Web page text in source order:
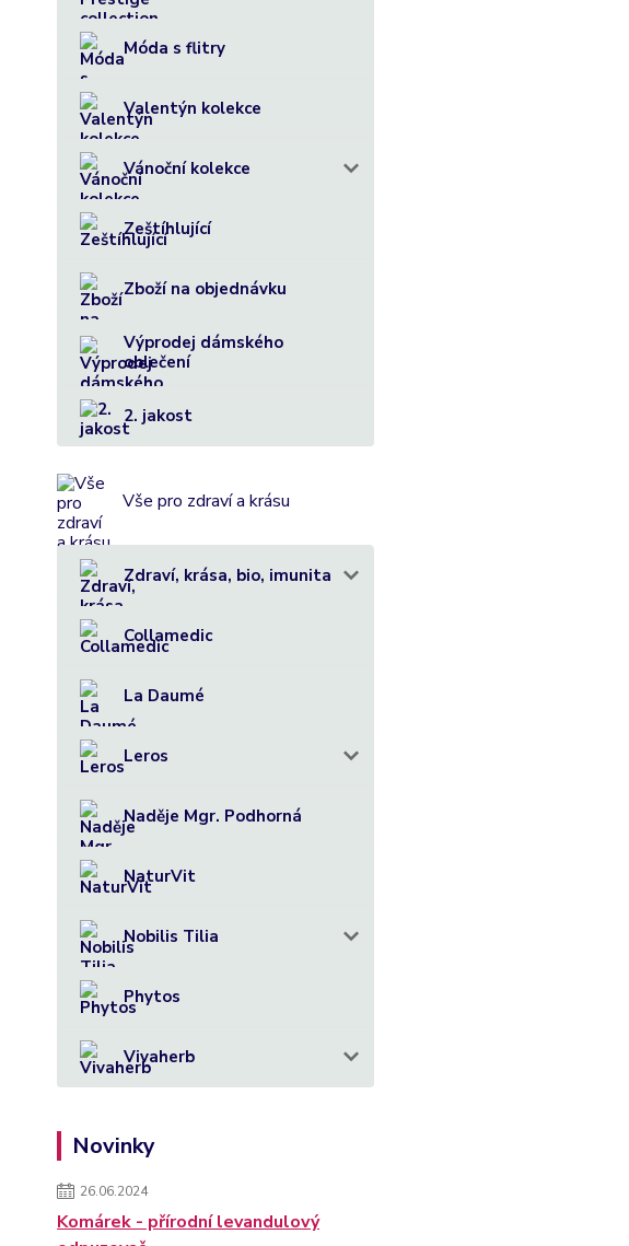
Móda s flitry
Valentýn kolekce
Vánoční kolekce
Zeštíhlující
Zboží na objednávku
Výprodej dámského
oblečení
2. jakost
Vše pro zdraví a krásu
Zdraví, krása, bio, imunita
Collamedic
La Daumé
Leros
Naděje Mgr. Podhorná
NaturVit
Nobilis Tilia
Phytos
Vivaherb
Novinky
26.06.2024
Komárek - přírodní levandulový